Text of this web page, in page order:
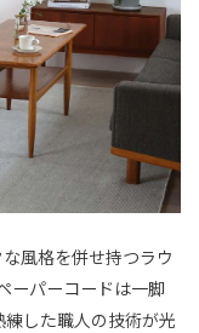
風格を併せ持つラウ
ーパーコードは一脚
した職人の技術が光